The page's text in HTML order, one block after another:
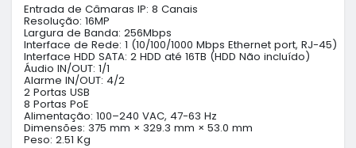
Entrada de Câmaras IP: 8 Canais
Resolução: 16MP
Largura de Banda: 256Mbps
Interface de Rede: 1 (10/100/1000 Mbps Ethernet port, RJ-45)
Interface HDD SATA: 2 HDD até 16TB (HDD Não incluído)
Áudio IN/OUT: 1/1
Alarme IN/OUT: 4/2
2 Portas USB
8 Portas PoE
Alimentação: 100–240 VAC, 47-63 Hz
Dimensões: 375 mm × 329.3 mm × 53.0 mm
Peso: 2.51 Kg